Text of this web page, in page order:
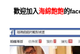
歡迎加入海綿飽飽的